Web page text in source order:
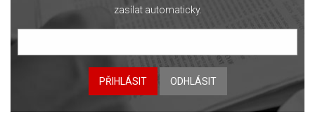
zasílat automaticky.
PŘIHLÁSIT ODHLÁSIT